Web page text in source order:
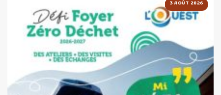
3 AOÛT 2026